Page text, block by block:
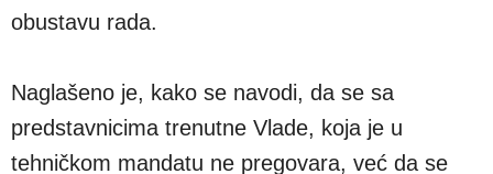
obustavu rada.
Naglašeno je, kako se navodi, da se sa
predstavnicima trenutne Vlade, koja je u
tehničkom mandatu ne pregovara, već da se